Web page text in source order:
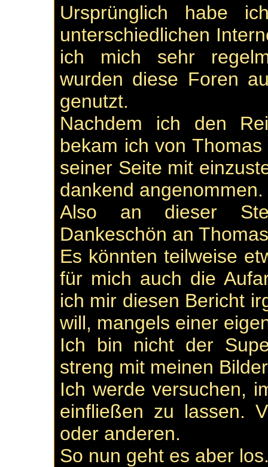
Ursprünglich habe
unterschiedlichen
ich mich sehr
wurden diese Foren
genutzt.
Nachdem ich den
bekam ich von
seiner Seite mit
dankend angenommen.
Also an dieser
Dankeschön an
Es könnten teilweise
für mich auch die
ich mir diesen Bericht
will, mangels einer
Ich bin nicht der
streng mit meinen
Ich werde versuchen,
einfließen zu lassen.
oder anderen.
So nun geht es aber